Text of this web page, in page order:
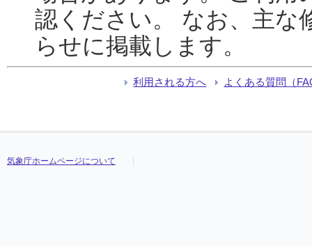
認ください。 なお、主な
らせに掲載します。
利用される方へ よくある質問（
気象庁ホームページについて